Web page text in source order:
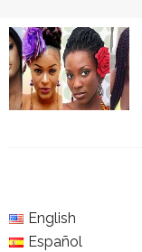
English
Español